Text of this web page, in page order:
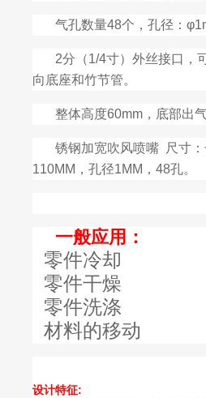
气孔数量48个，孔径：
2分（1/4寸）外丝接口，
向底座和竹节管。
整体高度60mm，底部出
锈钢加宽吹风喷嘴 尺寸
110MM，孔径1MM，48孔。
一般应用：
零件冷却
零件干燥
零件洗涤
材料的移动
设计特征: